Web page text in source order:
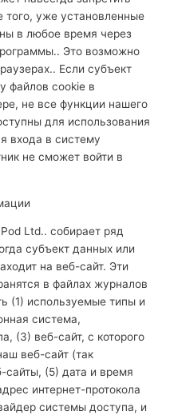
того, уже установленные
в любое время через
Это возможно
Если субъект
файлов cookie в
не все функции нашего
для использования
входа в систему
не сможет войти в
Ltd.. собирает ряд
субъект данных или
на веб-сайт. Эти
в файлах журналов
(1) используемые типы и
система,
(3) веб-сайт, с которого
веб-сайт (так
(5) дата и время
интернет-протокола
системы доступа, и